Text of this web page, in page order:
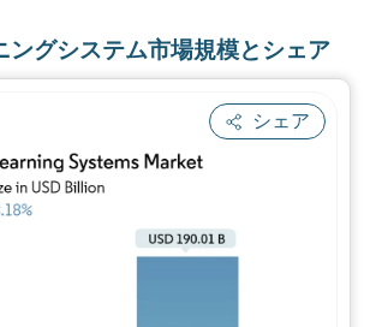
ングシステム市場規模とシェア
シェア